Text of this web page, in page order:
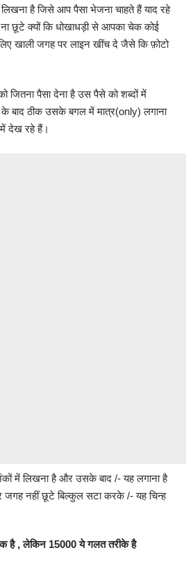
है जिसे आप पैसा भेजना चाहते हैं याद रहे
छूटे क्यों कि धोखाधड़ी से आपका चेक कोई
खाली जगह पर लाइन खींच दे जैसे कि फ़ोटो
जितना पैसा देना है उस पैसे को शब्दों में
बाद ठीक उसके बगल में मात्र(only) लगाना
देख रहे हैं।
में लिखना है और उसके बाद /- यह लगाना है
नहीं छूटे बिल्कुल सटा करके /- यह चिन्ह
है , लेकिन 15000 ये गलत तरीके है